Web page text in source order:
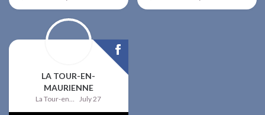
LA TOUR-EN-
MAURIENNE
La Tour-en-Maurienne July 27